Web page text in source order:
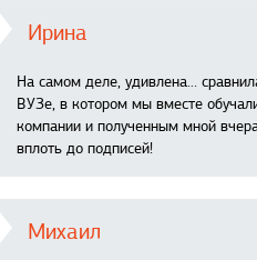
Ирина
На самом деле, удивлена…
ВУЗе, в котором мы вместе
компании и полученным мной
вплоть до подписей!
Михаил